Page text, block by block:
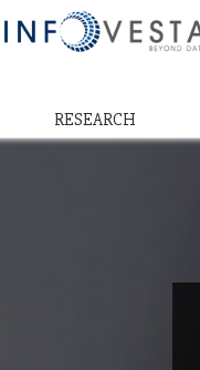
RESEARCH